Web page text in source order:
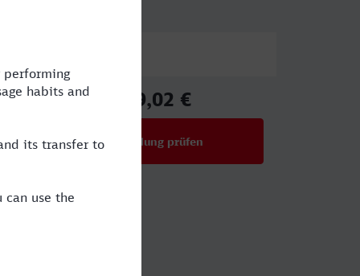
39,02 €
Verbindung prüfen